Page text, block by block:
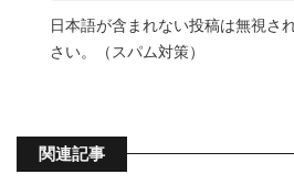
日本語が含まれない投稿は無視さ
さい。（スパム対策）
関連記事